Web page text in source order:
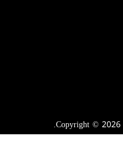
Copyright © 2026